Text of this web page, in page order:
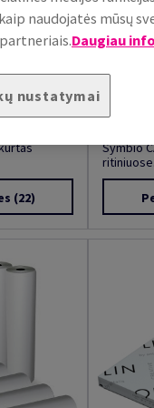
(22)
Symbio
ritiniuose.
naudojatės mūsų
Daugiau
nustatymai